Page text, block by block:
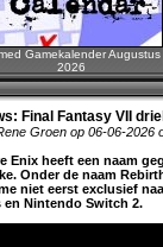
Gamekalender Augustus
2026
Final Fantasy VII
Groen op 06-06-2026
Enix heeft een naam
Onder de naam
niet eerst exclusief
en Nintendo Switch 2.